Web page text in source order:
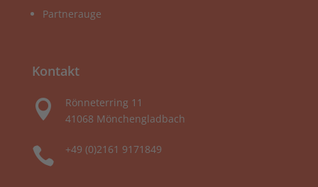
Partnerauge
Kontakt

Rönneterring 11
41068 Mönchengladbach
 +49 (0)2161 9171849